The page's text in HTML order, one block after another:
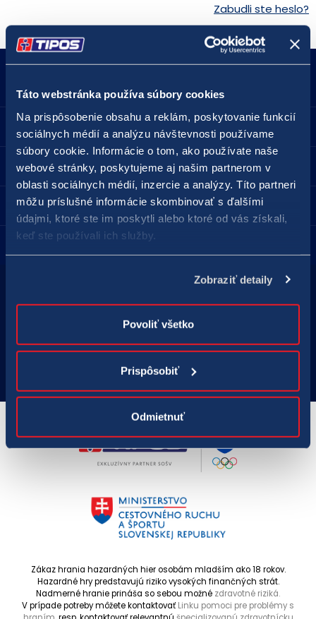
Táto webstránka používa súbory cookies
Na prispôsobenie obsahu a reklám, poskytovanie funkcií
sociálnych médií a analýzu návštevnosti používame
súbory cookie. Informácie o tom, ako používate naše
webové stránky, poskytujeme aj našim partnerom v
oblasti sociálnych médií, inzercie a analýzy. Títo partneri
môžu príslušné informácie skombinovať s ďalšími
údajmi, ktoré ste im poskytli alebo ktoré od vás získali,
keď ste používali ich služby.
Zobraziť detaily
Povoliť všetko
Prispôsobiť
Odmietnuť
Zabudli ste heslo?
Spoločnosť TIPOS
Pre hráčov
Predajné miesta
Hraj zodpovedne
Zodpovedné hranie
Nastavenie cookies
Zákaz hrania hazardných hier osobám mladším ako 18 rokov.
Hazardné hry predstavujú riziko vysokých finančných strát.
Nadmerné hranie prináša so sebou možné zdravotné riziká.
V prípade potreby môžete kontaktovaťLinku pomoci pre problémy s